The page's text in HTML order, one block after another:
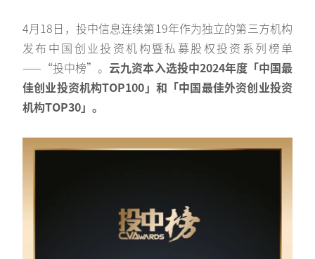
4月18日，投中信息连续第19年作为独立的第三方机构
发布中国创业投资机构暨私募股权投资系列榜单
——“投中榜”。云九资本入选投中2024年度「中国最
佳创业投资机构TOP100」和「中国最佳外资创业投资
机构TOP30」。